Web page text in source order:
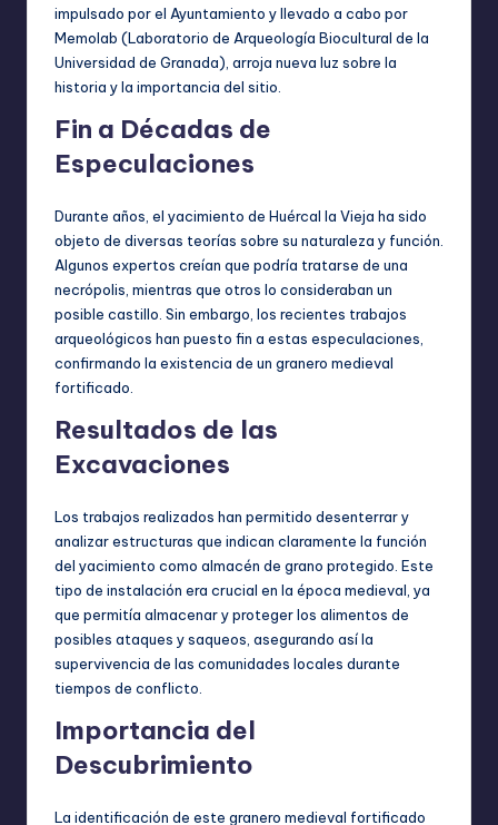
impulsado por el Ayuntamiento y llevado a cabo por
Memolab (Laboratorio de Arqueología Biocultural de la
Universidad de Granada), arroja nueva luz sobre la
historia y la importancia del sitio.
Fin a Décadas de
Especulaciones
Durante años, el yacimiento de Huércal la Vieja ha sido
objeto de diversas teorías sobre su naturaleza y función.
Algunos expertos creían que podría tratarse de una
necrópolis, mientras que otros lo consideraban un
posible castillo. Sin embargo, los recientes trabajos
arqueológicos han puesto fin a estas especulaciones,
confirmando la existencia de un granero medieval
fortificado.
Resultados de las
Excavaciones
Los trabajos realizados han permitido desenterrar y
analizar estructuras que indican claramente la función
del yacimiento como almacén de grano protegido. Este
tipo de instalación era crucial en la época medieval, ya
que permitía almacenar y proteger los alimentos de
posibles ataques y saqueos, asegurando así la
supervivencia de las comunidades locales durante
tiempos de conflicto.
Importancia del
Descubrimiento
La identificación de este granero medieval fortificado